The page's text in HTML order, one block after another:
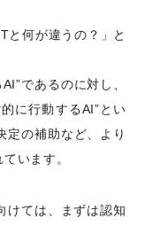
と何が違うの？」と
であるのに対し、
に行動するAI”とい
定の補助など、より
います。
けては、まずは認知